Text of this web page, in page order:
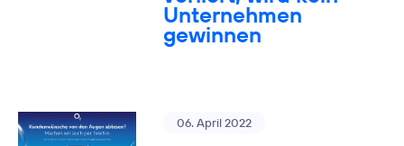
Unternehmen
gewinnen
06. April 2022